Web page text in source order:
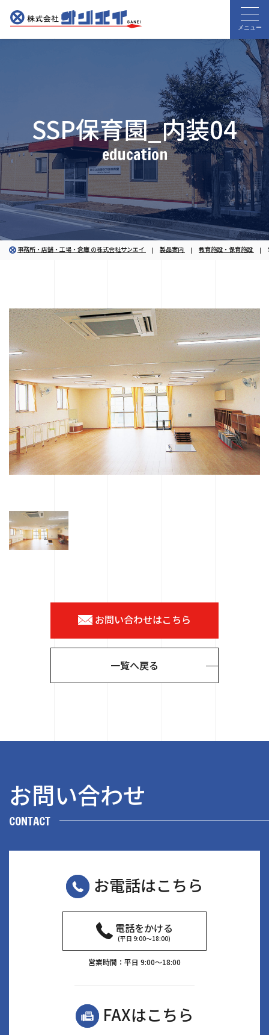
メニュー
SSP保育園_内装04
education
事務所・店舗・工場・倉庫 の株式会社サンエイ 製品案内 教育施設・保育施設
お問い合わせはこちら
一覧へ戻る
お問い合わせ
CONTACT
お電話はこちら
電話をかける
(平日 9:00〜18:00)
営業時間：平日 9:00〜18:00
FAXはこちら